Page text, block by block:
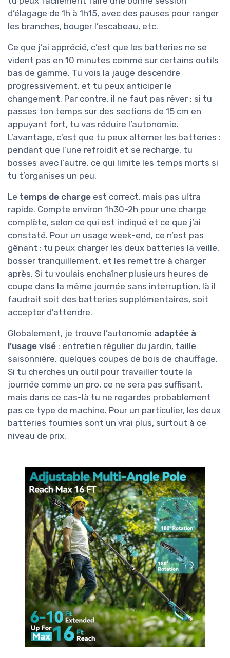
d’élagage de 1h à 1h15, avec des pauses pour ranger
les branches, bouger l’escabeau, etc.
Ce que j’ai apprécié, c’est que les batteries ne se
vident pas en 10 minutes comme sur certains outils
bas de gamme. Tu vois la jauge descendre
progressivement, et tu peux anticiper le
changement. Par contre, il ne faut pas rêver : si tu
passes ton temps sur des sections de 15 cm en
appuyant fort, tu vas réduire l’autonomie.
L’avantage, c’est que tu peux alterner les batteries :
pendant que l’une refroidit et se recharge, tu
bosses avec l’autre, ce qui limite les temps morts si
tu t’organises un peu.
Le temps de charge est correct, mais pas ultra
rapide. Compte environ 1h30-2h pour une charge
complète, selon ce qui est indiqué et ce que j’ai
constaté. Pour un usage week-end, ce n’est pas
gênant : tu peux charger les deux batteries la veille,
bosser tranquillement, et les remettre à charger
après. Si tu voulais enchaîner plusieurs heures de
coupe dans la même journée sans interruption, là il
faudrait soit des batteries supplémentaires, soit
accepter d’attendre.
Globalement, je trouve l’autonomie adaptée à
l’usage visé : entretien régulier du jardin, taille
saisonnière, quelques coupes de bois de chauffage.
Si tu cherches un outil pour travailler toute la
journée comme un pro, ce ne sera pas suffisant,
mais dans ce cas-là tu ne regardes probablement
pas ce type de machine. Pour un particulier, les deux
batteries fournies sont un vrai plus, surtout à ce
niveau de prix.